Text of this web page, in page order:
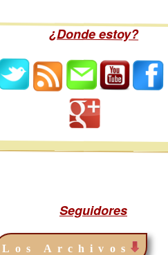
¿Donde estoy?
Seguidores
Los Archivos